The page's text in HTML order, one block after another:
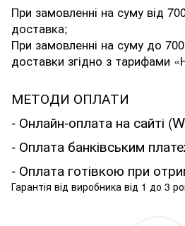
При замовленні на суму від
доставка;
При замовленні на суму до 700
доставки згідно з тарифами
МЕТОДИ ОПЛАТИ
- Онлайн-оплата на сайті
- Оплата банківським
- Оплата готівкою при
Гарантія від виробника від 1 до 3